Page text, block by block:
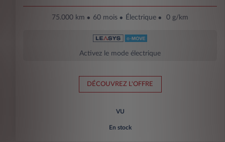
75.000 km 60 mois Électrique 0 g/km
Activez le mode électrique
DÉCOUVREZ L'OFFRE
VU
En stock